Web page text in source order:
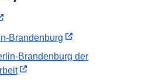
Brandenburg
Brandenburg der